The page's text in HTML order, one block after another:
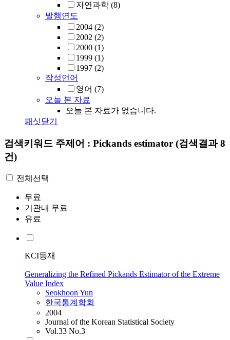
자연과학 (8)
발행연도
2004 (2)
2002 (2)
2000 (1)
1999 (1)
1997 (2)
작성언어
영어 (7)
오늘 본 자료
오늘 본 자료가 없습니다.
패싯닫기
검색키워드 주제어 : Pickands estimator (검색결과 8
건)
전체선택
무료
기관내 무료
유료
KCI등재
Generalizing the Refined Pickands Estimator of the Extreme
Value Index
Seokhoon Yun
한국통계학회
2004
Journal of the Korean Statistical Society
Vol.33 No.3